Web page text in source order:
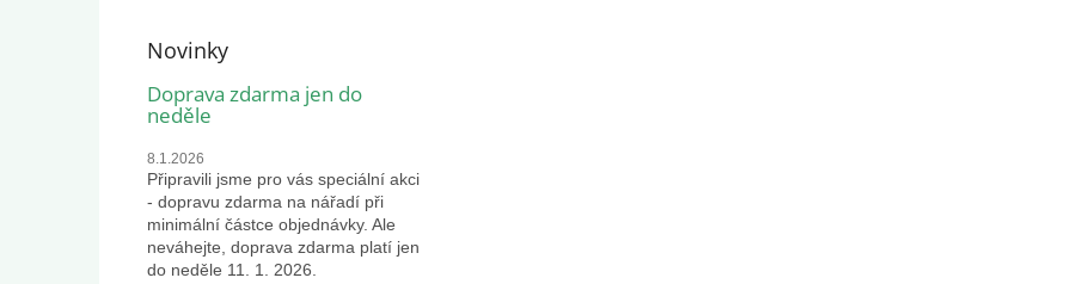
Novinky
Doprava zdarma jen do
neděle
8.1.2026
Připravili jsme pro vás speciální akci
- dopravu zdarma na nářadí při
minimální částce objednávky. Ale
neváhejte, doprava zdarma platí jen
do neděle 11. 1. 2026.